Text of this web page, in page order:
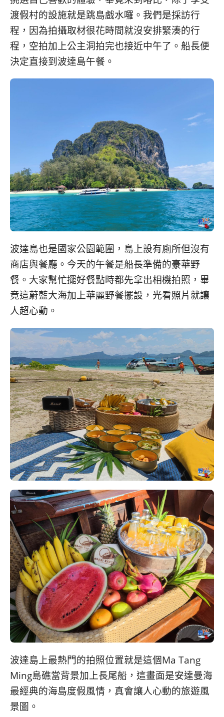
渡假村的設施就是跳島戲水囉。我們是採訪行
程，因為拍攝取材很花時間就沒安排緊湊的行
程，空拍加上公主洞拍完也接近中午了。船長便
決定直接到波達島午餐。
波達島也是國家公園範圍，島上設有廁所但沒有
商店與餐廳。今天的午餐是船長準備的豪華野
餐。大家幫忙擺好餐點時都先拿出相機拍照，畢
竟這蔚藍大海加上華麗野餐擺設，光看照片就讓
人超心動。
波達島上最熱門的拍照位置就是這個Ma Tang
Ming島礁當背景加上長尾船，這畫面是安達曼海
最經典的海島度假風情，真會讓人心動的旅遊風
景圖。